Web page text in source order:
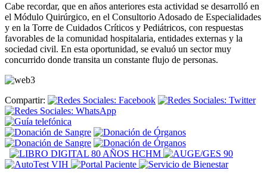
Cabe recordar, que en años anteriores esta actividad se desarrolló en
el Módulo Quirúrgico, en el Consultorio Adosado de Especialidades
y en la Torre de Cuidados Críticos y Pediátricos, con respuestas
favorables de la comunidad hospitalaria, entidades externas y la
sociedad civil. En esta oportunidad, se evaluó un sector muy
concurrido donde transita un constante flujo de personas.
Compartir: